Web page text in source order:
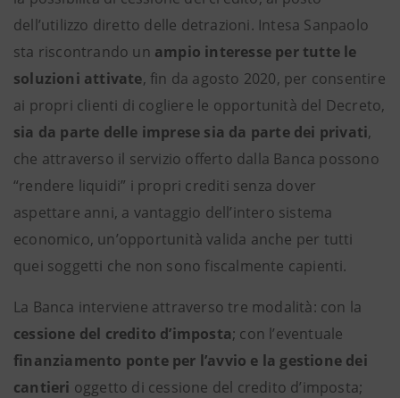
dell’utilizzo diretto delle detrazioni. Intesa Sanpaolo
sta riscontrando un ampio interesse per tutte le
soluzioni attivate, fin da agosto 2020, per consentire
ai propri clienti di cogliere le opportunità del Decreto,
sia da parte delle imprese sia da parte dei privati,
che attraverso il servizio offerto dalla Banca possono
“rendere liquidi” i propri crediti senza dover
aspettare anni, a vantaggio dell’intero sistema
economico, un’opportunità valida anche per tutti
quei soggetti che non sono fiscalmente capienti.
La Banca interviene attraverso tre modalità: con la
cessione del credito d’imposta; con l’eventuale
finanziamento ponte per l’avvio e la gestione dei
cantieri oggetto di cessione del credito d’imposta;